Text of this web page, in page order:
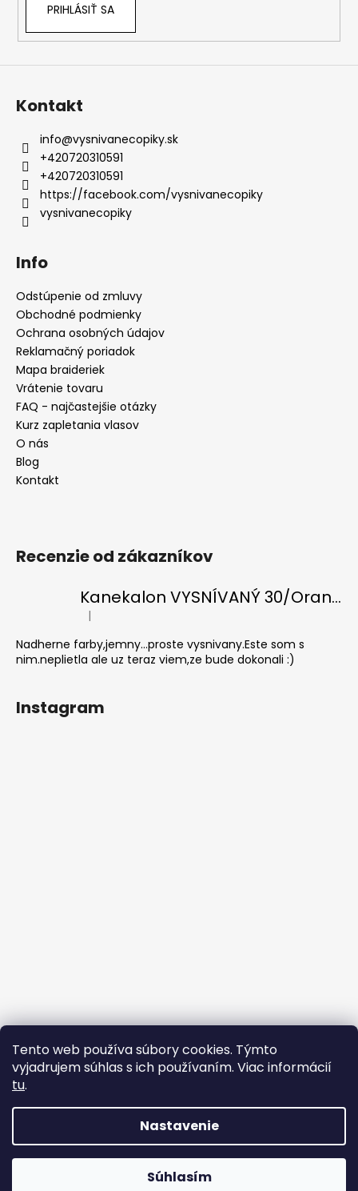
Tento web používa súbory cookies. Týmto
vyjadrujem súhlas s ich používaním. Viac informácií
tu.
Nastavenie
Súhlasím
PRIHLÁSIŤ SA
Kontakt
info@vysnivanecopiky.sk
+420720310591
+420720310591
https://facebook.com/vysnivanecopiky
vysnivanecopiky
Info
Odstúpenie od zmluvy
Obchodné podmienky
Ochrana osobných údajov
Reklamačný poriadok
Mapa braideriek
Vrátenie tovaru
FAQ - najčastejšie otázky
Kurz zapletania vlasov
O nás
Blog
Kontakt
Recenzie od zákazníkov
Kanekalon VYSNÍVANÝ 30/Orange-s/White
Hodnotenie produktu je 5 z 5 hviezdičiek.
|
Nadherne farby,jemny...proste vysnivany.Este som s
nim.neplietla ale uz teraz viem,ze bude dokonali :)
Instagram
Copyright 2026VYSNÍVANÉ COPÍKY. Vytvoril Shoptet.
Všetky práva vyhradené.Upraviť nastavenie cookies